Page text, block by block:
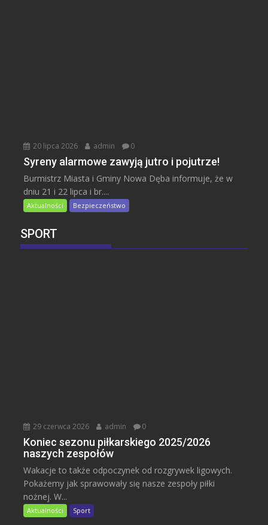
20 lipca 2026 admin 0
Syreny alarmowe zawyją jutro i pojutrze!
Burmistrz Miasta i Gminy Nowa Dęba informuje, że w
dniu 21 i 22 lipca i br....
Aktualności Bezpieczeństwo
SPORT
29 czerwca 2026 admin 0
Koniec sezonu piłkarskiego 2025/2026
naszych zespołów
Wakacje to także odpoczynek od rozgrywek ligowych.
Pokażemy jak sprawowały się nasze zespoły piłki
nożnej. W...
Aktualności Sport